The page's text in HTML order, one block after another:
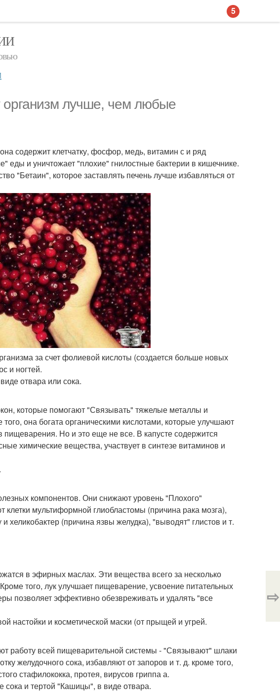
организм лучше, чем любые
содержит клетчатку, фосфор, медь, витамин с и ряд
еды и уничтожает "плохие" гнилостные бактерии в кишечнике.
"Бетаин", которое заставлять печень лучше избавляться от
за счет фолиевой кислоты (создается больше новых
и ногтей.
отвара или сока.
которые помогают "Связывать" тяжелые металлы и
она богата органическими кислотами, которые улучшают
Но и это еще не все. В капусте содержится
химические вещества, участвует в синтезе витаминов и
компонентов. Они снижают уровень "Плохого"
мультиформной глиобластомы (причина рака мозга),
хеликобактер (причина язвы желудка), "выводят" глистов и т.
в эфирных маслах. Эти вещества всего за несколько
того, лук улучшает пищеварение, усвоение питательных
позволяет эффективно обезвреживать и удалять "все
настойки и косметической маски (от прыщей и угрей.
работу всей пищеварительной системы - "Связывают" шлаки
желудочного сока, избавляют от запоров и т. д. кроме того,
стафилококка, протея, вирусов гриппа а.
сока и тертой "Кашицы", в виде отвара.
⇨
5